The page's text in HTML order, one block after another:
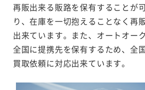
再販出来る販路を保有することが
り、在庫を一切抱えることなく再
出来ています。また、オートオー
全国に提携先を保有するため、全
買取依頼に対応出来ています。